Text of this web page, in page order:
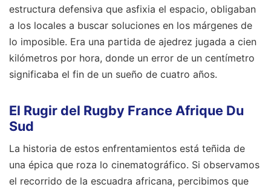
estructura defensiva que asfixia el espacio, obligaban
a los locales a buscar soluciones en los márgenes de
lo imposible. Era una partida de ajedrez jugada a cien
kilómetros por hora, donde un error de un centímetro
significaba el fin de un sueño de cuatro años.
El Rugir del Rugby France Afrique Du
Sud
La historia de estos enfrentamientos está teñida de
una épica que roza lo cinematográfico. Si observamos
el recorrido de la escuadra africana, percibimos que